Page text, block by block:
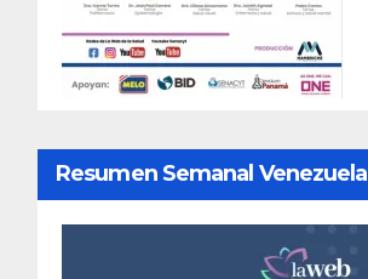
Resumen Semanal Venezuela